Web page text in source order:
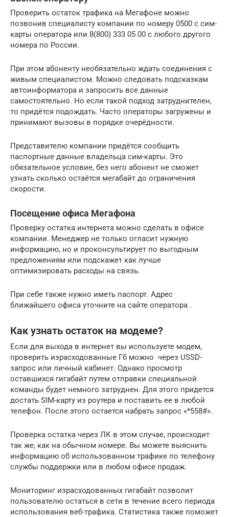
Проверить остаток трафика на Мегафоне можно
позвонив специалисту компании по номеру 0500 с сим-
карты оператора или 8(800) 333 05 00 с любого другого
номера по России.
При этом абоненту необязательно ждать соединения с
живым специалистом. Можно следовать подсказкам
автоинформатора и запросить все данные
самостоятельно. Но если такой подход затруднителен,
то придётся подождать. Часто операторы загружены и
принимают вызовы в порядке очерёдности.
Представителю компании придётся сообщить
паспортные данные владельца сим-карты. Это
обязательное условие, без него абонент не сможет
узнать сколько остаётся мегабайт до ограничения
скорости.
Посещение офиса Мегафона
Проверку остатка интернета можно сделать в офисе
компании. Менеджер не только огласит нужную
информацию, но и проконсультирует по выгодным
предложениям или подскажет как лучше
оптимизировать расходы на связь.
При себе также нужно иметь паспорт. Адрес
ближайшего офиса уточните на сайте оператора .
Как узнать остаток на модеме?
Если для выхода в интернет вы используете модем,
проверить израсходованные Гб можно через USSD-
запрос или личный кабинет. Однако просмотр
оставшихся гигабайт путем отправки специальной
команды будет немного затруднен. Для этого придется
достать SIM-карту из роутера и поставить ее в любой
телефон. После этого остается набрать запрос «*558#».
Проверка остатка через ЛК в этом случае, происходит
так же, как на обычном номере. Вы можете выяснить
информацию об использованном трафике по телефону
службы поддержки или в любом офисе продаж.
Мониторинг израсходованных гигабайт позволит
пользователю остаться в сети в течение всего периода
использования веб-трафика. Статистика также поможет